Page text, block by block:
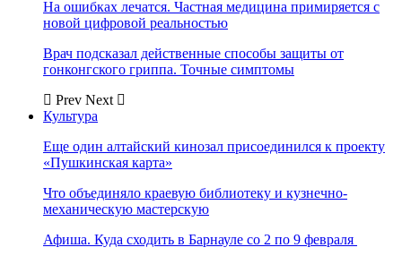
На ошибках лечатся. Частная медицина примиряется с
новой цифровой реальностью
Врач подсказал действенные способы защиты от
гонконгского гриппа. Точные симптомы
Prev Next
Культура
Еще один алтайский кинозал присоединился к проекту
«Пушкинская карта»
Что объединяло краевую библиотеку и кузнечно-
механическую мастерскую
Афиша. Куда сходить в Барнауле со 2 по 9 февраля